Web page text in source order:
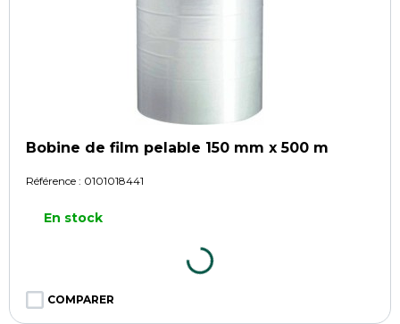
Bobine de film pelable 150 mm x 500 m
Référence : 0101018441
En stock
COMPARER